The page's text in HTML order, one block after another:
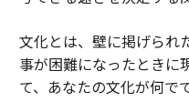
文化とは、壁に掲げられ
事が困難になったときに
て、あなたの文化が何で